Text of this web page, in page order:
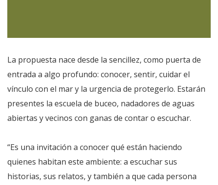
La propuesta nace desde la sencillez, como puerta de
entrada a algo profundo: conocer, sentir, cuidar el
vínculo con el mar y la urgencia de protegerlo. Estarán
presentes la escuela de buceo, nadadores de aguas
abiertas y vecinos con ganas de contar o escuchar.
“Es una invitación a conocer qué están haciendo
quienes habitan este ambiente: a escuchar sus
historias, sus relatos, y también a que cada persona